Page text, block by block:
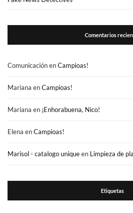
Comentarios
ComunicaciónenCampioas!
Mariana enCampioas!
Mariana en ¡Enhorabuena, Nico!
Elena enCampioas!
Marisol - catalogo uniqueen Limpieza de
Etiquetas